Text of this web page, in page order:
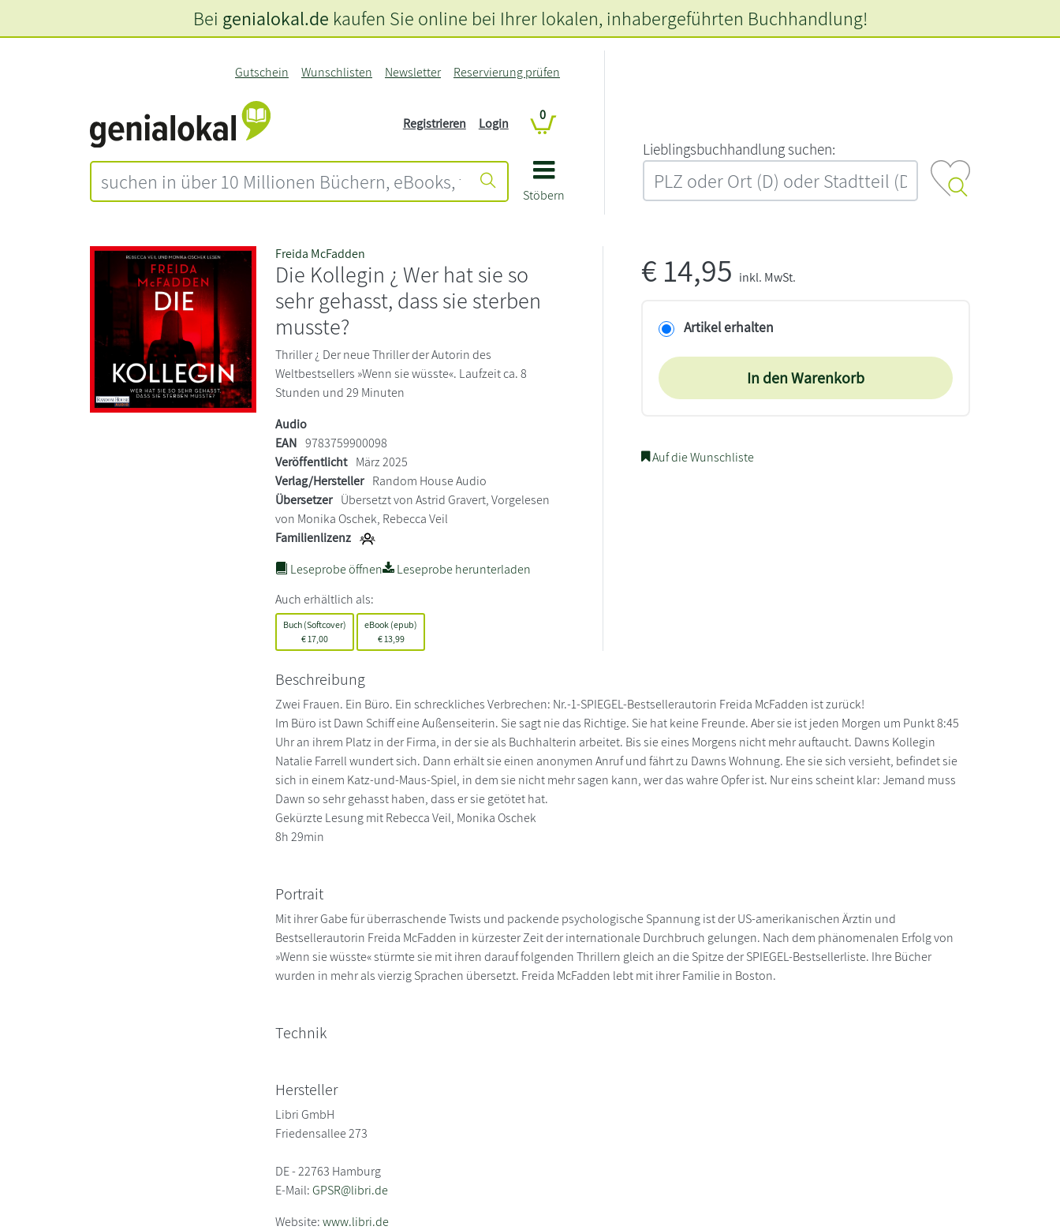
Stöbern
Gutschein Wunschlisten Newsletter Reservierung prüfen
Registrieren Login
0
L‍i‍e‍b‍l‍i‍n‍g‍s‍b‍u‍c‍h‍h‍a‍n‍d‍l‍u‍n‍g‍ ‍s‍u‍c‍h‍e‍n‍:‍
Bei genialokal.de kaufen Sie online bei Ihrer lokalen, inhabergeführten Buchhandlung!
Freida McFadden
Die Kollegin ¿ Wer hat sie so
sehr gehasst, dass sie sterben
musste?
Thriller ¿ Der neue Thriller der Autorin des
Weltbestsellers »Wenn sie wüsste«. Laufzeit ca. 8
Stunden und 29 Minuten
Audio
EAN 9783759900098
Veröffentlicht März 2025
Verlag/Hersteller Random House Audio
Übersetzer Übersetzt von Astrid Gravert, Vorgelesen
von Monika Oschek, Rebecca Veil
Familienlizenz
Leseprobe öffnen
Leseprobe herunterladen
Auch erhältlich als:
Buch (Softcover)
€ 17,00
eBook (epub)
€13,99
€14,95 inkl. MwSt.
Artikel erhalten
In den Warenkorb
Auf die Wunschliste
Beschreibung
Zwei Frauen. Ein Büro. Ein schreckliches Verbrechen: Nr.-1-SPIEGEL-Bestsellerautorin Freida McFadden ist zurück!
Im Büro ist Dawn Schiff eine Außenseiterin. Sie sagt nie das Richtige. Sie hat keine Freunde. Aber sie ist jeden Morgen um Punkt 8:45
Uhr an ihrem Platz in der Firma, in der sie als Buchhalterin arbeitet. Bis sie eines Morgens nicht mehr auftaucht. Dawns Kollegin
Natalie Farrell wundert sich. Dann erhält sie einen anonymen Anruf und fährt zu Dawns Wohnung. Ehe sie sich versieht, befindet sie
sich in einem Katz-und-Maus-Spiel, in dem sie nicht mehr sagen kann, wer das wahre Opfer ist. Nur eins scheint klar: Jemand muss
Dawn so sehr gehasst haben, dass er sie getötet hat.
Gekürzte Lesung mit Rebecca Veil, Monika Oschek
8h 29min
Portrait
Mit ihrer Gabe für überraschende Twists und packende psychologische Spannung ist der US-amerikanischen Ärztin und
Bestsellerautorin Freida McFadden in kürzester Zeit der internationale Durchbruch gelungen. Nach dem phänomenalen Erfolg von
»Wenn sie wüsste« stürmte sie mit ihren darauf folgenden Thrillern gleich an die Spitze der SPIEGEL-Bestsellerliste. Ihre Bücher
wurden in mehr als vierzig Sprachen übersetzt. Freida McFadden lebt mit ihrer Familie in Boston.
Technik
Hersteller
Libri GmbH
Friedensallee 273
DE - 22763 Hamburg
E-Mail:GPSR@libri.de
Website:www.libri.de